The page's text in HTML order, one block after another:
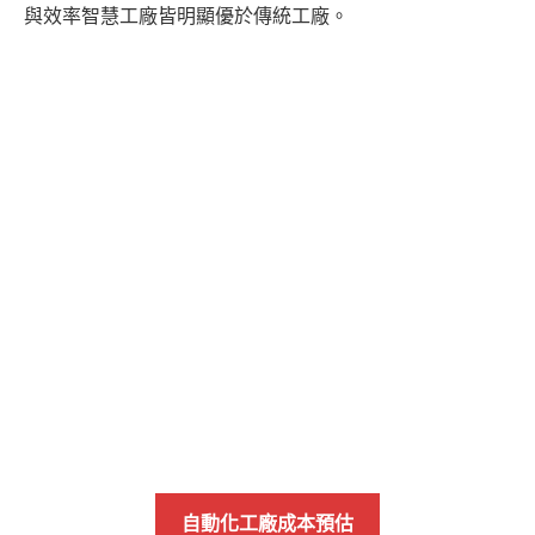
與效率智慧工廠皆明顯優於傳統工廠。
自動化工廠成本預估